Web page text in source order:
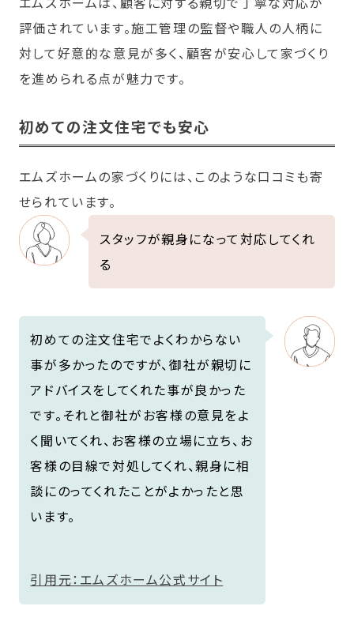
評価されています。施工管理の監督や職人の人柄に
対して好意的な意見が多く、顧客が安心して家づくり
を進められる点が魅力です。
初めての注文住宅でも安心
エムズホームの家づくりには、このような口コミも寄
せられています。
スタッフが親身になって対応してくれ
る
初めての注文住宅でよくわからない
事が多かったのですが、御社が親切に
アドバイスをしてくれた事が良かった
です。それと御社がお客様の意見をよ
く聞いてくれ、お客様の立場に立ち、お
客様の目線で対処してくれ、親身に相
談にのってくれたことがよかったと思
います。
引用元：エムズホーム公式サイト